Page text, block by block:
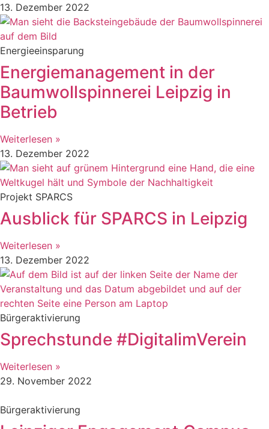
13. Dezember 2022
Energieeinsparung
Energiemanagement in der
Baumwollspinnerei Leipzig in
Betrieb
Weiterlesen »
13. Dezember 2022
Projekt SPARCS
Ausblick für SPARCS in Leipzig
Weiterlesen »
13. Dezember 2022
Bürgeraktivierung
Sprechstunde #DigitalimVerein
Weiterlesen »
29. November 2022
Bürgeraktivierung